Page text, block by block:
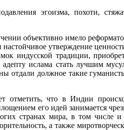
эгоизма, похоти,
объективно имело
утверждение
индусской традиции,
адепту ислама стать лучшим
отдали должное такие
что в Индии
его идей занимается
странах мира, в том числе
а также